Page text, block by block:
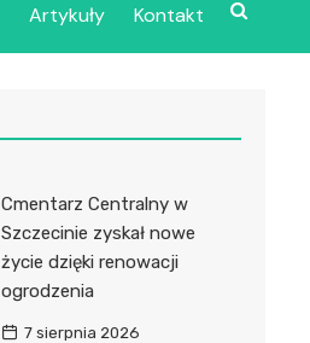
Artykuły Kontakt
Cmentarz Centralny w
Szczecinie zyskał nowe
życie dzięki renowacji
ogrodzenia
7 sierpnia 2026